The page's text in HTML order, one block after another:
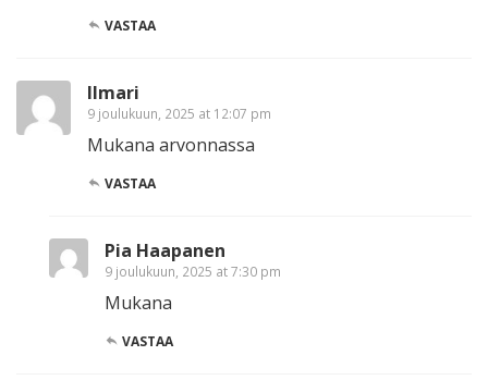
VASTAA
Ilmari
9 joulukuun, 2025 at 12:07 pm
Mukana arvonnassa
VASTAA
Pia Haapanen
9 joulukuun, 2025 at 7:30 pm
Mukana
VASTAA